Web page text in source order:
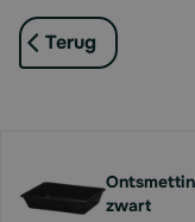
Terug
zwart